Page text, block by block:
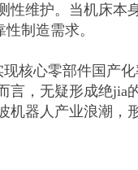
维护。当机床本
制造需求。
核心零部件国产
，无疑形成绝jia
器人产业浪潮，